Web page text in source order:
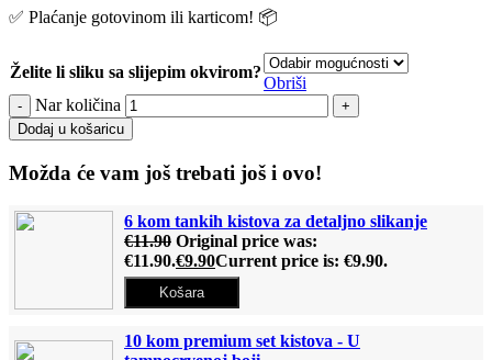
✅ Plaćanje gotovinom ili karticom! 📦
Želite li sliku sa slijepim okvirom?
Obriši
Nar količina
Dodaj u košaricu
Možda će vam još trebati još i ovo!
6 kom tankih kistova za detaljno slikanje
€11.90 Original price was:
€11.90.€9.90Current price is: €9.90.
Košara
10 kom premium set kistova - U